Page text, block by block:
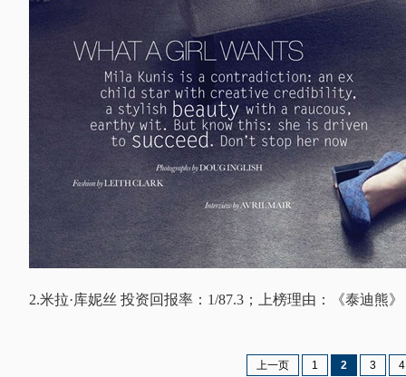
2.米拉·库妮丝 投资回报率：1/87.3；上榜理由：《泰迪熊
上一页 1 2 3 4